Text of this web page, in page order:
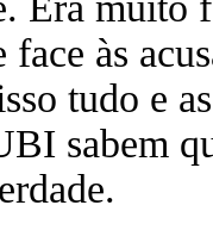
face às
tudo e
sabem